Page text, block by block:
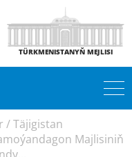
TÜRKMENISTANYŇ MEJLISI
/Täjigistan
Majlisiniň